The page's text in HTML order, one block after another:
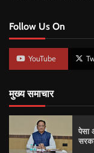
Follow Us On
YouTube
मुख्य समाचार
पेसा